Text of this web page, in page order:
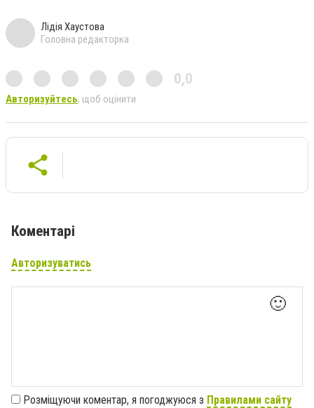
Лідія Хаустова
Головна редакторка
0,0
Авторизуйтесь, щоб оцінити
Коментарі
Авторизуватись
🙂
Розміщуючи коментар, я погоджуюся з Правилами сайту